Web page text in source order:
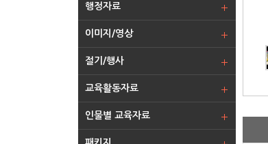
행정자료
이미지/영상
절기/행사
교육활동자료
인물별 교육자료